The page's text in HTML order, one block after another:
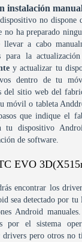
instalación
no dispone
no ha preparado
llevar a cabo
para la
y actualizar tu
dentro de tu
del sitio web del
móvil o tableta
que indique el
tu dispositivo
de software.
EVO
encontrar los
sea detectado por tu
Android
por el sistema
drivers pero otros no